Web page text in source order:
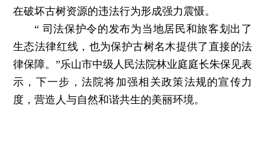
在破坏古树资源的违法行为形成强力震慑。
“ 司法保护令的发布为当地居民和旅客划出了
生态法律红线，也为保护古树名木提供了直接的法
律保障。”乐山市中级人民法院林业庭庭长朱保见表
示，下一步，法院将加强相关政策法规的宣传力
度，营造人与自然和谐共生的美丽环境。